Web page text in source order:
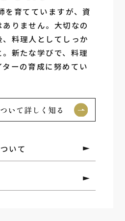
育てていますが、資
りません。⼤切なの
料理⼈としてしっか
新たな学びで、料理
ーの育成に努めてい
いて詳しく知る
いて